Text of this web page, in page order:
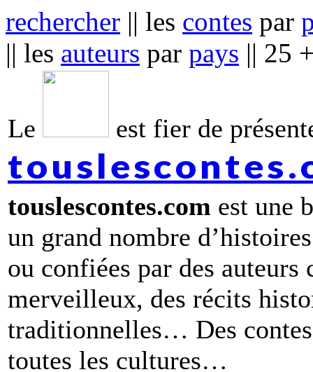
rechercher || les contes par
|| les auteurs par pays || 25
Le est fier de
touslescontes.com est une
un grand nombre
ou confiées par des
merveilleux, des récits
traditionnelles… Des
toutes les cultures